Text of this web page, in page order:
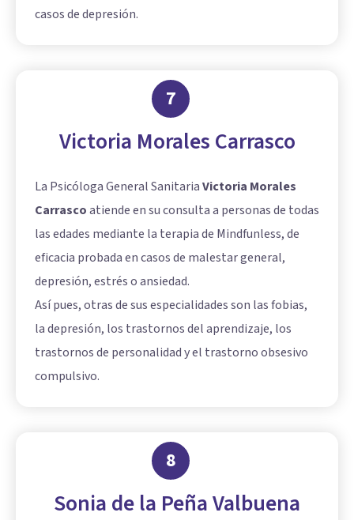
casos de depresión.
7
Victoria Morales Carrasco
La Psicóloga General SanitariaVictoria Morales
Carrascoatiende en su consulta a personas de todas
las edades mediante la terapia de Mindfunless, de
eficacia probada en casos de malestar general,
depresión, estrés o ansiedad.
Así pues, otras de sus especialidades son las fobias,
la depresión, los trastornos del aprendizaje, los
trastornos de personalidad y el trastorno obsesivo
compulsivo.
8
Sonia de la Peña Valbuena